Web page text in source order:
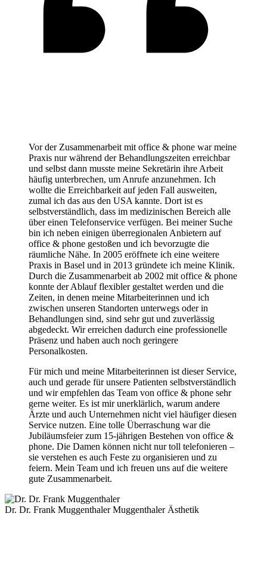
Vor der Zusammenarbeit mit office & phone war meine
Praxis nur während der Behandlungszeiten erreichbar
und selbst dann musste meine Sekretärin ihre Arbeit
häufig unterbrechen, um Anrufe anzunehmen. Ich
wollte die Erreichbarkeit auf jeden Fall ausweiten,
zumal ich das aus den USA kannte. Dort ist es
selbstverständlich, dass im medizinischen Bereich alle
über einen Telefonservice verfügen. Bei meiner Suche
bin ich neben einigen überregionalen Anbietern auf
office & phone gestoßen und ich bevorzugte die
räumliche Nähe. In 2005 eröffnete ich eine weitere
Praxis in Basel und in 2013 gründete ich meine Klinik.
Durch die Zusammenarbeit ab 2002 mit office & phone
konnte der Ablauf flexibler gestaltet werden und die
Zeiten, in denen meine Mitarbeiterinnen und ich
zwischen unseren Standorten unterwegs oder in
Behandlungen sind, sind sehr gut und zuverlässig
abgedeckt. Wir erreichen dadurch eine professionelle
Präsenz und haben auch noch geringere
Personalkosten.
Für mich und meine Mitarbeiterinnen ist dieser Service,
auch und gerade für unsere Patienten selbstverständlich
und wir empfehlen das Team von office & phone sehr
gerne weiter. Es ist mir unerklärlich, warum andere
Ärzte und auch Unternehmen nicht viel häufiger diesen
Service nutzen. Eine tolle Überraschung war die
Jubiläumsfeier zum 15-jährigen Bestehen von office &
phone. Die Damen können nicht nur toll telefonieren –
sie verstehen es auch Feste zu organisieren und zu
feiern. Mein Team und ich freuen uns auf die weitere
gute Zusammenarbeit.
Dr. Dr. Frank Muggenthaler Muggenthaler Ästhetik